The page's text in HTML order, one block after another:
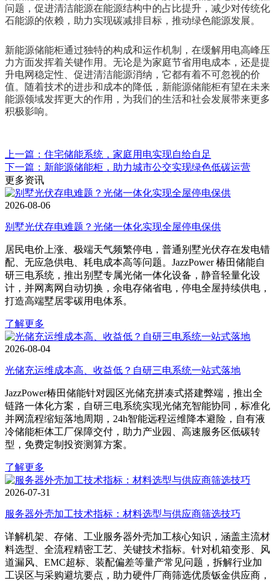
问题，促进清洁能源在能源结构中的占比提升，减少对传统化
石能源的依赖，助力实现碳减排目标，推动绿色能源发展。
新能源储能柜通过独特的构成和运作机制，在缓解用电高峰压
力方面发挥着关键作用。无论是为家庭节省用电成本，还是提
升电网稳定性、促进清洁能源消纳，它都有着不可忽视的价
值。随着技术的进步和成本的降低，新能源储能柜有望在未来
能源领域发挥更大的作用，为我们的生活和社会发展带来更多
积极影响。
上一篇：住宅储能系统，家庭用电实现自给自足
下一篇：新能源储能柜，助力城市公交实现绿色低碳运营
更多资讯
2026-08-06
别墅光伏存电难题？光储一体化实现全屋停电保供
居民电价上涨、极端天气频繁停电，普通别墅光伏存在发电错
配、无应急供电、耗电成本高等问题。JazzPower 椿田储能自
研三电系统，推出别墅专属光储一体化设备，静音轻量化设
计，并网离网自动切换，余电存储省电，停电全屋持续供电，
打造高端墅居零碳用电体系。
了解更多
2026-08-04
光储充运维成本高、收益低？自研三电系统一站式落地
JazzPower椿田储能针对园区光储充拼凑式搭建弊端，推出全
链路一体化方案，自研三电系统实现光储充智能协同，标准化
并网流程缩短落地周期，24h智能远程运维降本避险，自有液
冷储能柜体工厂保障交付，助力产业园、高速服务区低碳转
型，免费定制投资测算方案。
了解更多
2026-07-31
服务器外壳加工技术指标：材料选型与供应商筛选技巧
详解机架、存储、工业服务器外壳加工核心知识，涵盖主流材
料选型、全流程精密工艺、关键技术指标。针对机箱变形、风
道漏风、EMC超标、装配偏差等量产常见问题，拆解行业加
工误区与采购避坑要点，助力硬件厂商筛选优质钣金供应商，